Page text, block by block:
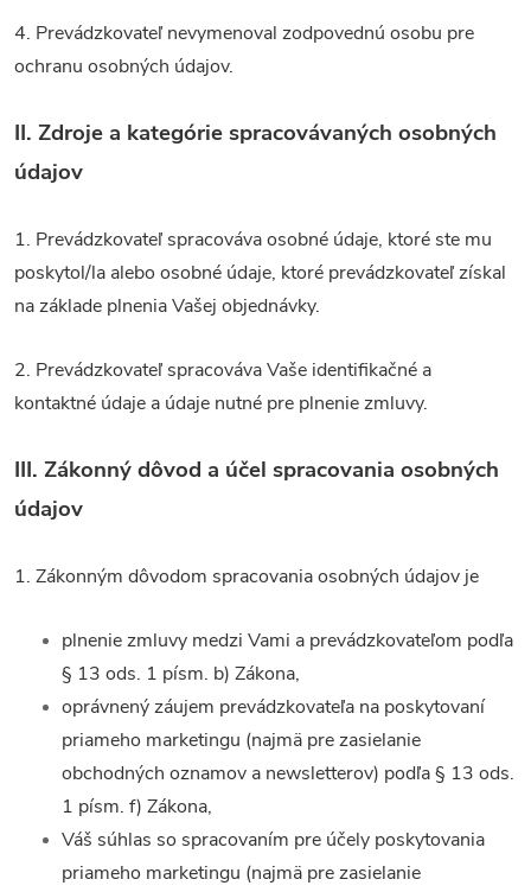
4. Prevádzkovateľ nevymenoval zodpovednú osobu pre
ochranu osobných údajov.
II. Zdroje a kategórie spracovávaných osobných
údajov
1. Prevádzkovateľ spracováva osobné údaje, ktoré ste mu
poskytol/la alebo osobné údaje, ktoré prevádzkovateľ získal
na základe plnenia Vašej objednávky.
2. Prevádzkovateľ spracováva Vaše identifikačné a
kontaktné údaje a údaje nutné pre plnenie zmluvy.
III. Zákonný dôvod a účel spracovania osobných
údajov
1. Zákonným dôvodom spracovania osobných údajov je
plnenie zmluvy medzi Vami a prevádzkovateľom podľa
§ 13 ods. 1 písm. b) Zákona,
oprávnený záujem prevádzkovateľa na poskytovaní
priameho marketingu (najmä pre zasielanie
obchodných oznamov a newsletterov) podľa § 13 ods.
1 písm. f) Zákona,
Váš súhlas so spracovaním pre účely poskytovania
priameho marketingu (najmä pre zasielanie